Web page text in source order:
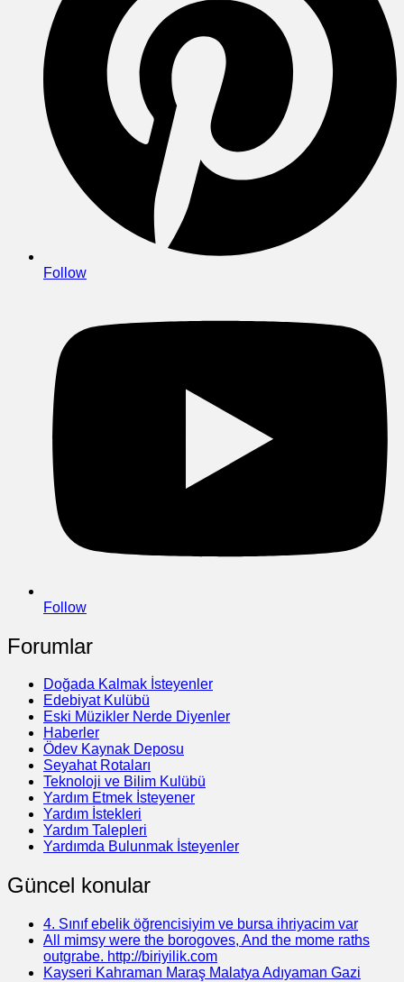
Follow
Follow
Forumlar
Doğada Kalmak İsteyenler
Edebiyat Kulübü
Eski Müzikler Nerde Diyenler
Haberler
Ödev Kaynak Deposu
Seyahat Rotaları
Teknoloji ve Bilim Kulübü
Yardım Etmek İsteyener
Yardım İstekleri
Yardım Talepleri
Yardımda Bulunmak İsteyenler
Güncel konular
4. Sınıf ebelik öğrencisiyim ve bursa ihriyacim var
All mimsy were the borogoves, And the mome raths
outgrabe. http://biriyilik.com
Kayseri Kahraman Maraş Malatya Adıyaman Gazi